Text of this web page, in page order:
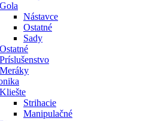
Gola
Nástavce
Ostatné
Sady
Ostatné
Príslušenstvo
Meráky
Kliešte
Strihacie
Manipulačné